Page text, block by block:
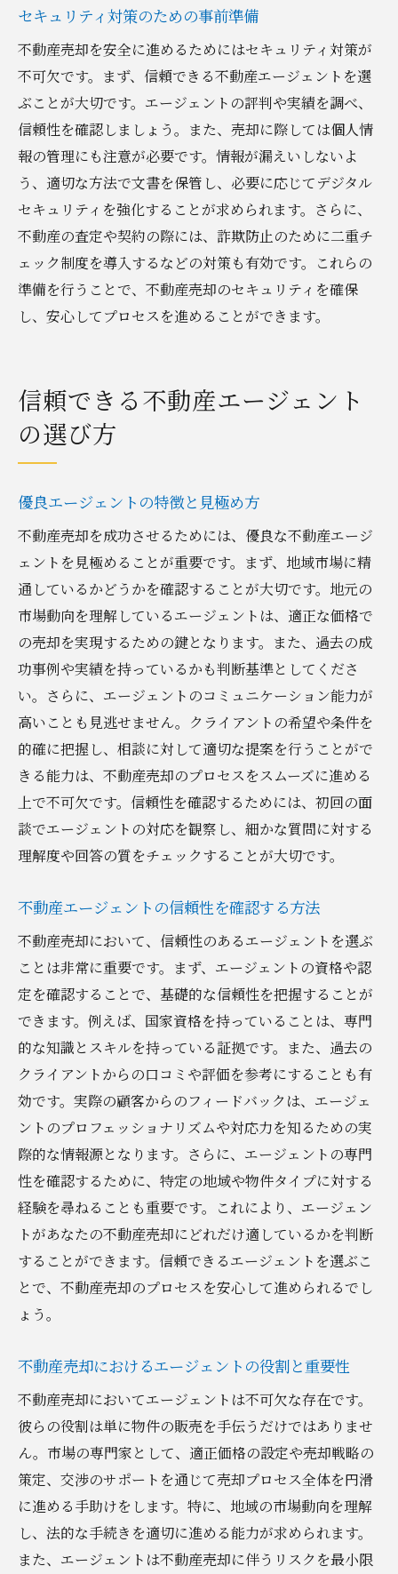
セキュリティ対策のための事前準備
不動産売却を安全に進めるためにはセキュリティ対策が
不可欠です。まず、信頼できる不動産エージェントを選
ぶことが大切です。エージェントの評判や実績を調べ、
信頼性を確認しましょう。また、売却に際しては個人情
報の管理にも注意が必要です。情報が漏えいしないよ
う、適切な方法で文書を保管し、必要に応じてデジタル
セキュリティを強化することが求められます。さらに、
不動産の査定や契約の際には、詐欺防止のために二重チ
ェック制度を導入するなどの対策も有効です。これらの
準備を行うことで、不動産売却のセキュリティを確保
し、安心してプロセスを進めることができます。
信頼できる不動産エージェント
の選び方
優良エージェントの特徴と見極め方
不動産売却を成功させるためには、優良な不動産エージ
ェントを見極めることが重要です。まず、地域市場に精
通しているかどうかを確認することが大切です。地元の
市場動向を理解しているエージェントは、適正な価格で
の売却を実現するための鍵となります。また、過去の成
功事例や実績を持っているかも判断基準としてくださ
い。さらに、エージェントのコミュニケーション能力が
高いことも見逃せません。クライアントの希望や条件を
的確に把握し、相談に対して適切な提案を行うことがで
きる能力は、不動産売却のプロセスをスムーズに進める
上で不可欠です。信頼性を確認するためには、初回の面
談でエージェントの対応を観察し、細かな質問に対する
理解度や回答の質をチェックすることが大切です。
不動産エージェントの信頼性を確認する方法
不動産売却において、信頼性のあるエージェントを選ぶ
ことは非常に重要です。まず、エージェントの資格や認
定を確認することで、基礎的な信頼性を把握することが
できます。例えば、国家資格を持っていることは、専門
的な知識とスキルを持っている証拠です。また、過去の
クライアントからの口コミや評価を参考にすることも有
効です。実際の顧客からのフィードバックは、エージェ
ントのプロフェッショナリズムや対応力を知るための実
際的な情報源となります。さらに、エージェントの専門
性を確認するために、特定の地域や物件タイプに対する
経験を尋ねることも重要です。これにより、エージェン
トがあなたの不動産売却にどれだけ適しているかを判断
することができます。信頼できるエージェントを選ぶこ
とで、不動産売却のプロセスを安心して進められるでし
ょう。
不動産売却におけるエージェントの役割と重要性
不動産売却においてエージェントは不可欠な存在です。
彼らの役割は単に物件の販売を手伝うだけではありませ
ん。市場の専門家として、適正価格の設定や売却戦略の
策定、交渉のサポートを通じて売却プロセス全体を円滑
に進める手助けをします。特に、地域の市場動向を理解
し、法的な手続きを適切に進める能力が求められます。
また、エージェントは不動産売却に伴うリスクを最小限